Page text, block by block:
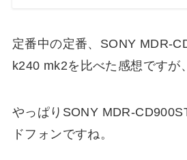
定番中の定番、SONY MDR-
k240 mk2を比べた感想ですが、
やっぱりSONY MDR-
ドフォンですね。